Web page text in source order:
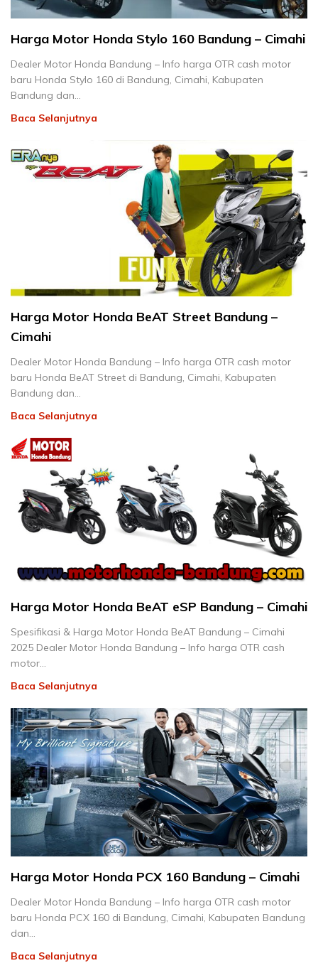
Harga Motor Honda Stylo 160 Bandung – Cimahi
Dealer Motor Honda Bandung – Info harga OTR cash motor
baru Honda Stylo 160 di Bandung, Cimahi, Kabupaten
Bandung dan…
Baca Selanjutnya
Harga Motor Honda BeAT Street Bandung –
Cimahi
Dealer Motor Honda Bandung – Info harga OTR cash motor
baru Honda BeAT Street di Bandung, Cimahi, Kabupaten
Bandung dan…
Baca Selanjutnya
Harga Motor Honda BeAT eSP Bandung – Cimahi
Spesifikasi & Harga Motor Honda BeAT Bandung – Cimahi
2025 Dealer Motor Honda Bandung – Info harga OTR cash
motor…
Baca Selanjutnya
Harga Motor Honda PCX 160 Bandung – Cimahi
Dealer Motor Honda Bandung – Info harga OTR cash motor
baru Honda PCX 160 di Bandung, Cimahi, Kabupaten Bandung
dan…
Baca Selanjutnya